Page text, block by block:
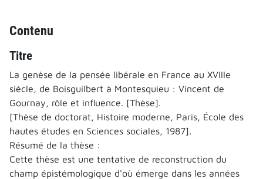
Contenu
Titre
La genèse de la pensée libérale en France au XVIIIe
siècle, de Boisguilbert à Montesquieu : Vincent de
Gournay, rôle et influence. [Thèse].
[Thèse de doctorat, Histoire moderne, Paris, École des
hautes études en Sciences sociales, 1987].
Résumé de la thèse :
Cette thèse est une tentative de reconstruction du
champ épistémologique d'où émerge dans les années